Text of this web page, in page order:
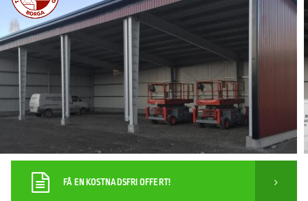
FÅ EN KOSTNADSFRI OFFERT!